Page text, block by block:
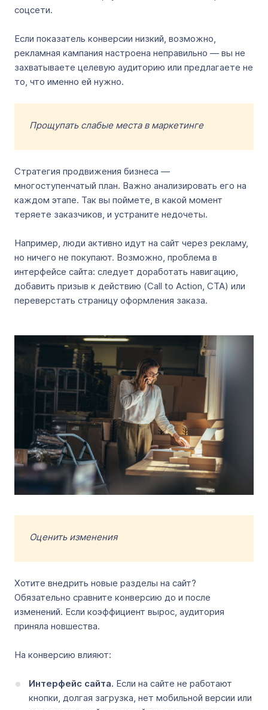
соцсети.
Если показатель конверсии низкий, возможно,
рекламная кампания настроена неправильно — вы не
захватываете целевую аудиторию или предлагаете не
то, что именно ей нужно.
Прощупать слабые места в маркетинге
Стратегия продвижения бизнеса —
многоступенчатый план. Важно анализировать его на
каждом этапе. Так вы поймете, в какой момент
теряете заказчиков, и устраните недочеты.
Например, люди активно идут на сайт через рекламу,
но ничего не покупают. Возможно, проблема в
интерфейсе сайта: следует доработать навигацию,
добавить призыв к действию (Call to Action, CTA) или
переверстать страницу оформления заказа.
Оценить изменения
Хотите внедрить новые разделы на сайт?
Обязательно сравните конверсию до и после
изменений. Если коэффициент вырос, аудитория
приняла новшества.
На конверсию влияют:
Интерфейс сайта. Если на сайте не работают
кнопки, долгая загрузка, нет мобильной версии или